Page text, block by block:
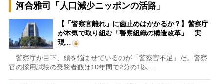
河合雅司「人口減少ニッポンの活路」
【「警察官離れ」に歯止めはかかるか？】警察庁
が本気で取り組む「警察組織の構造改革」 実
現…
警察庁が目下、頭を悩ませているのが「警察官不足」だ。警察
官の採用試験の受験者数は10年間で2分の1以…